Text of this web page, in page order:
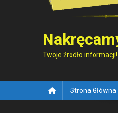
Twoje źródło
Strona Główna